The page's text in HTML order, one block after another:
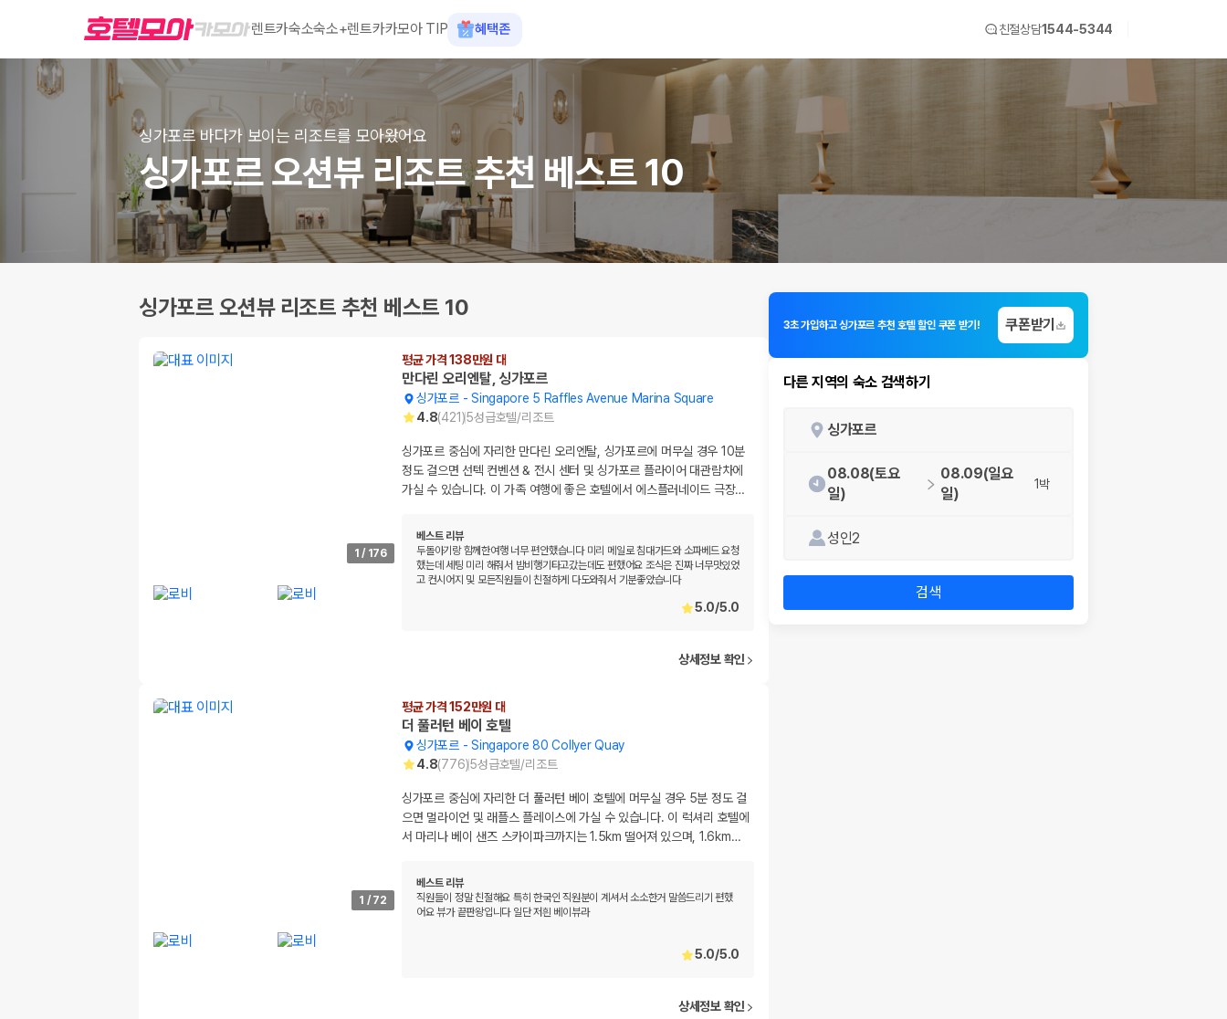
렌트카숙소숙소+렌트카카모아 TIP 혜택존 친절상담1544-5344
싱가포르 바다가 보이는 리조트를 모아왔어요
싱가포르 오션뷰 리조트 추천 베스트 10
싱가포르 오션뷰 리조트 추천 베스트 10
1 / 176
평균 가격 138만원 대
만다린 오리엔탈, 싱가포르
싱가포르 -Singapore 5 Raffles Avenue Marina Square
4.8(421)5성급호텔/리조트
싱가포르 중심에 자리한 만다린 오리엔탈, 싱가포르에 머무실 경우 10분
정도 걸으면 선텍 컨벤션 & 전시 센터 및 싱가포르 플라이어 대관람차에
가실 수 있습니다. 이 가족 여행에 좋은 호텔에서 에스플러네이드 극장…
베스트 리뷰
두돌아기랑 함께한여행 너무 편안했습니다 미리 메일로 침대가드와 소파베드 요청
했는데 세팅 미리 해줘서 밤비행기타고갔는데도 편했어요 조식은 진짜 너무맛있었
고 컨시어지 및 모든직원들이 친절하게 다도와줘서 기분좋았습니다
5.0/5.0
상세정보 확인
1 / 72
평균 가격 152만원 대
더 풀러턴 베이 호텔
싱가포르 -Singapore 80 Collyer Quay
4.8(776)5성급호텔/리조트
싱가포르 중심에 자리한 더 풀러턴 베이 호텔에 머무실 경우 5분 정도 걸
으면 멀라이언 및 래플스 플레이스에 가실 수 있습니다. 이 럭셔리 호텔에
서 마리나 베이 샌즈 스카이파크까지는 1.5km 떨어져 있으며, 1.6km…
베스트 리뷰
직원들이 정말 친절해요 특히 한국인 직원분이 계셔서 소소한거 말씀드리기 편했
어요 뷰가 끝판왕입니다 일단 저흰 베이뷰라
5.0/5.0
상세정보 확인
3초 가입하고 싱가포르 추천 호텔 할인 쿠폰 받기! 쿠폰받기
다른 지역의 숙소 검색하기
싱가포르
08.08(토요
일)
08.09(일요
일)
1박
성인2
검색